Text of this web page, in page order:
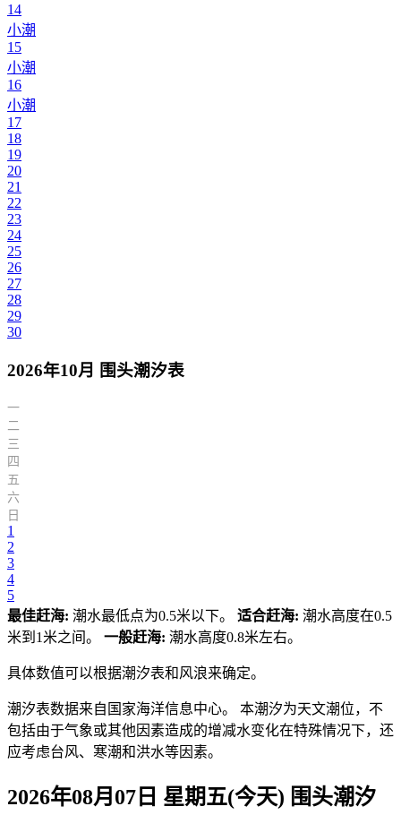
14
小潮
15
小潮
16
小潮
17
18
19
20
21
22
23
24
25
26
27
28
29
30
2026年10月 围头潮汐表
一
二
三
四
五
六
日
1
2
3
4
5
最佳赶海: 潮水最低点为0.5米以下。 适合赶海: 潮水高度在0.5
米到1米之间。 一般赶海: 潮水高度0.8米左右。
具体数值可以根据潮汐表和风浪来确定。
潮汐表数据来自国家海洋信息中心。 本潮汐为天文潮位，不
包括由于气象或其他因素造成的增减水变化在特殊情况下，还
应考虑台风、寒潮和洪水等因素。
2026年08月07日 星期五(今天) 围头潮汐